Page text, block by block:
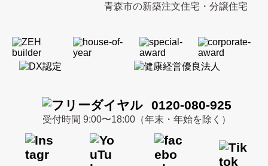
青森市の新築注文住宅・分譲住宅
0120-080-925
受付時間 9:00〜18:00（年末・年始を除く）